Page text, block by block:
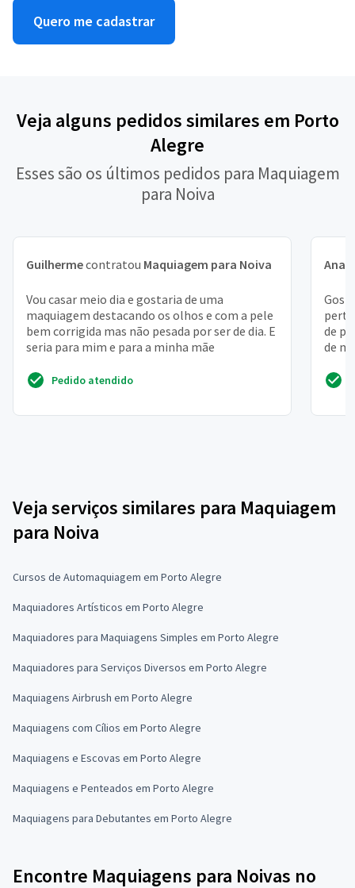
Quero me cadastrar
Veja alguns pedidos similares em Porto
Alegre
Esses são os últimos pedidos para Maquiagem
para Noiva
Guilhermecontratou Maquiagem para Noiva
Vou casar meio dia e gostaria de uma
maquiagem destacando os olhos e com a pele
bem corrigida mas não pesada por ser de dia. E
seria para mim e para a minha mãe
Pedido atendido
Ana
de
de
Veja serviços similares para Maquiagem
para Noiva
Cursos de Automaquiagem em Porto Alegre
Maquiadores Artísticos em Porto Alegre
Maquiadores para Maquiagens Simples em Porto Alegre
Maquiadores para Serviços Diversos em Porto Alegre
Maquiagens Airbrush em Porto Alegre
Maquiagens com Cílios em Porto Alegre
Maquiagens e Escovas em Porto Alegre
Maquiagens e Penteados em Porto Alegre
Maquiagens para Debutantes em Porto Alegre
Encontre Maquiagens para Noivas no